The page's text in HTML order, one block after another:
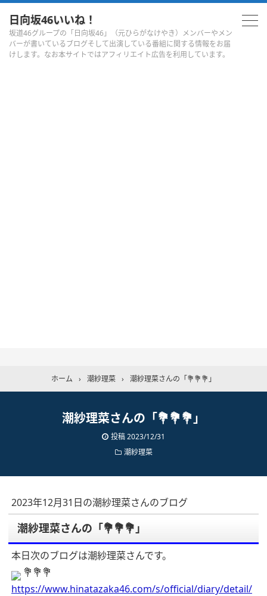
日向坂46いいね！
坂道46グループの「日向坂46」（元ひらがなけやき）メンバーやメン
バーが書いているブログそして出演している番組に関する情報をお届
けします。なお本サイトではアフィリエイト広告を利用しています。
ホーム › 潮紗理菜 › 潮紗理菜さんの「💐💐💐」
潮紗理菜さんの「💐💐💐」
投稿2023/12/31
潮紗理菜
2023年12月31日の潮紗理菜さんのブログ
潮紗理菜さんの「💐💐💐」
本日次のブログは潮紗理菜さんです。
💐💐💐
https://www.hinatazaka46.com/s/official/diary/detail/